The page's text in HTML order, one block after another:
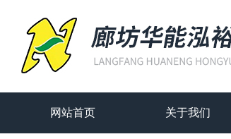
网站首页 关于我们